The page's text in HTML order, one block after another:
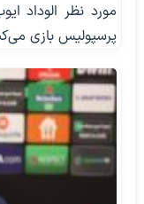
مورد نظر الوداد
پرسپولیس بازی